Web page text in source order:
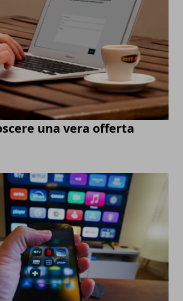
una vera offerta